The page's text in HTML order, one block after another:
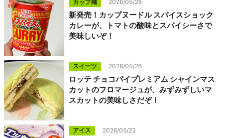
カップ麺 2026/05/28
新発売！カップヌードル スパイスショック
カレーが、トマトの酸味とスパイシーさで
美味しいぞ！
スイーツ 2026/05/26
ロッテ チョコパイプレミアム シャインマス
カットのフロマージュが、みずみずしいマ
スカットの美味しさだぞ！
アイス 2026/05/22